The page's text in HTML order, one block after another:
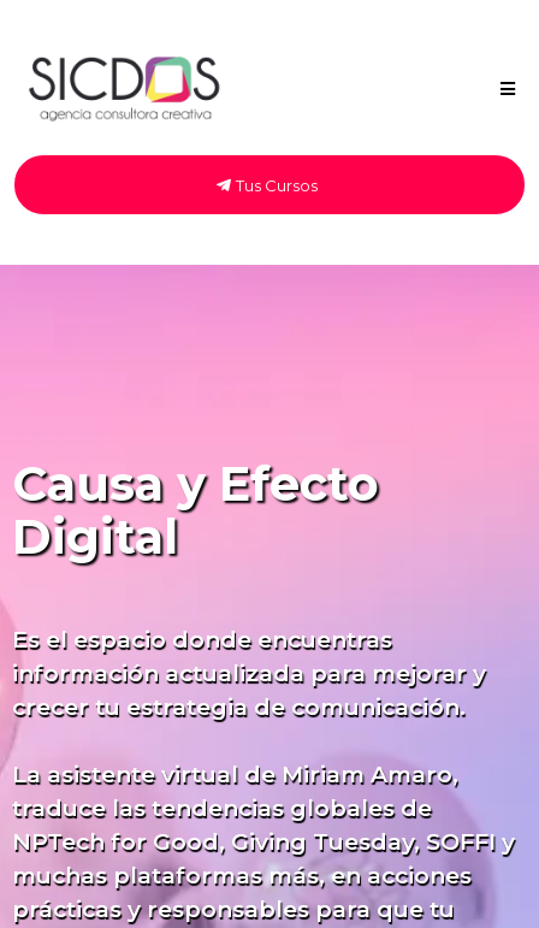
Tus Cursos
Causa y Efecto
Digital
Es el espacio donde encuentras
información actualizada para mejorar y
crecer tu estrategia de comunicación.
La asistente virtual de Miriam Amaro,
traduce las tendencias globales de
NPTech for Good, Giving Tuesday, SOFFI y
muchas plataformas más, en acciones
prácticas y responsables para que tu